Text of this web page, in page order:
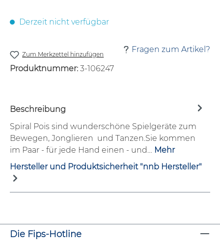
Derzeit nicht verfügbar
Zum Merkzettel hinzufügen
Fragen zum Artikel?
Produktnummer: 3-106247
Beschreibung
Spiral Pois sind wunderschöne Spielgeräte zum
Bewegen, Jonglieren und Tanzen.Sie kommen
im Paar - für jede Hand einen - und… Mehr
Hersteller und Produktsicherheit "nnb Hersteller"
Die Fips-Hotline